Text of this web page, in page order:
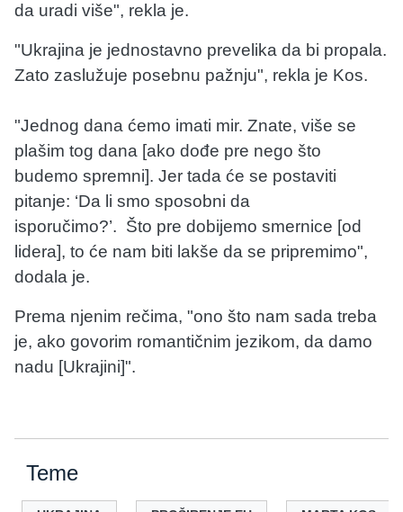
da uradi više", rekla je.
"Ukrajina je jednostavno prevelika da bi propala.
Zato zaslužuje posebnu pažnju", rekla je Kos.
"Jednog dana ćemo imati mir. Znate, više se
plašim tog dana [ako dođe pre nego što
budemo spremni]. Jer tada će se postaviti
pitanje: ‘Da li smo sposobni da
isporučimo?’. Što pre dobijemo smernice [od
lidera], to će nam biti lakše da se pripremimo",
dodala je.
Prema njenim rečima, "ono što nam sada treba
je, ako govorim romantičnim jezikom, da damo
nadu [Ukrajini]".
Teme